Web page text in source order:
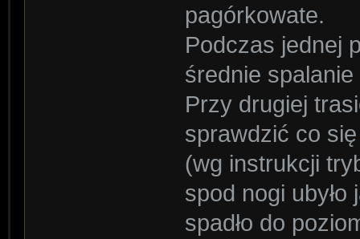
pagórkowate.
Podczas jednej
średnie spalanie
Przy drugiej
sprawdzić co
(wg instrukcji
spod nogi
spadło do